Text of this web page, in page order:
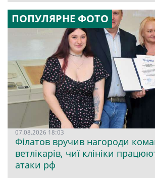
ПОПУЛЯРНЕ ФОТО
07.08.2026 18:03
Філатов вручив нагороди
ветлікарів, чиї клініки
атаки рф